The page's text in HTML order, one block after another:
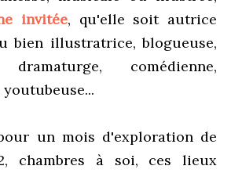
invitée, qu'elle soit autrice
bien illustratrice, blogueuse,
dramaturge, comédienne,
un mois d'exploration de
chambres à soi, ces lieux